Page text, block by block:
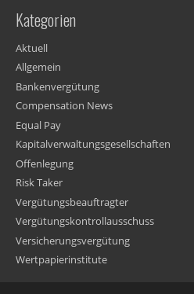
Kategorien
Aktuell
Allgemein
Bankenvergütung
Compensation News
Equal Pay
Kapitalverwaltungsgesellschaften
Offenlegung
Risk Taker
Vergütungsbeauftragter
Vergütungskontrollausschuss
Versicherungsvergütung
Wertpapierinstitute